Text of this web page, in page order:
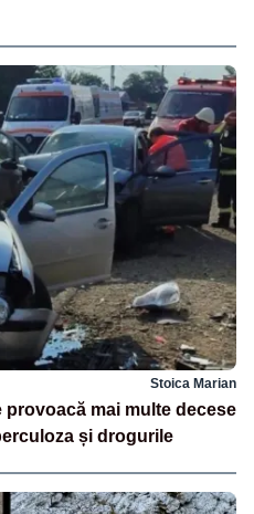
Stoica Marian
mai multe decese
și drogurile